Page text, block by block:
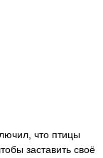
что птицы
заставить своё